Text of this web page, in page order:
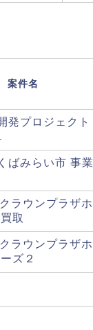
案件名
発プロジェクト
ばみらい市 事業
ラウンプラザホ
取
ラウンプラザホ
ズ２